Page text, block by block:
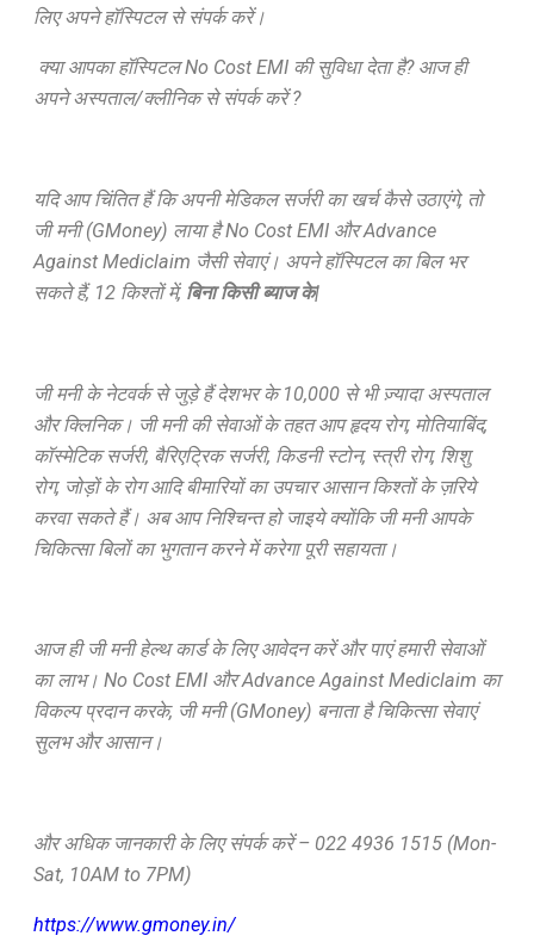
लिए अपने हॉस्पिटल से संपर्क करें।
क्या आपका हॉस्पिटल No Cost EMI की सुविधा देता है? आज ही
अपने अस्पताल/क्लीनिक से संपर्क करें ?
यदि आप चिंतित हैं कि अपनी मेडिकल सर्जरी का खर्च कैसे उठाएंगे, तो
जी मनी (GMoney) लाया है No Cost EMI और Advance
Against Mediclaim जैसी सेवाएं। अपने हॉस्पिटल का बिल भर
सकते हैं, 12 किश्तों में, बिना किसी ब्याज के|
जी मनी के नेटवर्क से जुड़े हैं देशभर के 10,000 से भी ज़्यादा अस्पताल
और क्लिनिक। जी मनी की सेवाओं के तहत आप हृदय रोग, मोतियाबिंद,
कॉस्मेटिक सर्जरी, बैरिएट्रिक सर्जरी, किडनी स्टोन, स्त्री रोग, शिशु
रोग, जोड़ों के रोग आदि बीमारियों का उपचार आसान किश्तों के ज़रिये
करवा सकते हैं। अब आप निश्चिन्त हो जाइये क्योंकि जी मनी आपके
चिकित्सा बिलों का भुगतान करने में करेगा पूरी सहायता।
आज ही जी मनी हेल्थ कार्ड के लिए आवेदन करें और पाएं हमारी सेवाओं
का लाभ। No Cost EMI और Advance Against Mediclaim का
विकल्प प्रदान करके, जी मनी (GMoney) बनाता है चिकित्सा सेवाएं
सुलभ और आसान।
और अधिक जानकारी के लिए संपर्क करें – 022 4936 1515 (Mon-
Sat, 10AM to 7PM)
https://www.gmoney.in/